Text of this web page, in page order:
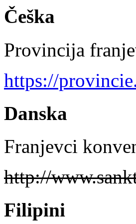
Češka
Provincija
https://
Danska
Franjevci
http://
Filipini